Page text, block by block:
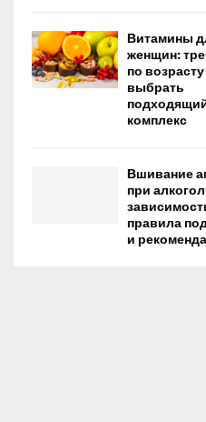
Витамины
женщин:
по возрасту
выбрать
комплекс
Вшивание
при
правила
и